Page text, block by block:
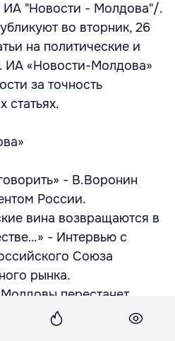
"Новости - Молдова"/.
во вторник, 26
на политические и
ИА «Новости-Молдова»
за точность
статьях.
- В.Воронин
России.
вина возвращаются в
- Интервью с
Союза
рынка.
перестанет
вступила в